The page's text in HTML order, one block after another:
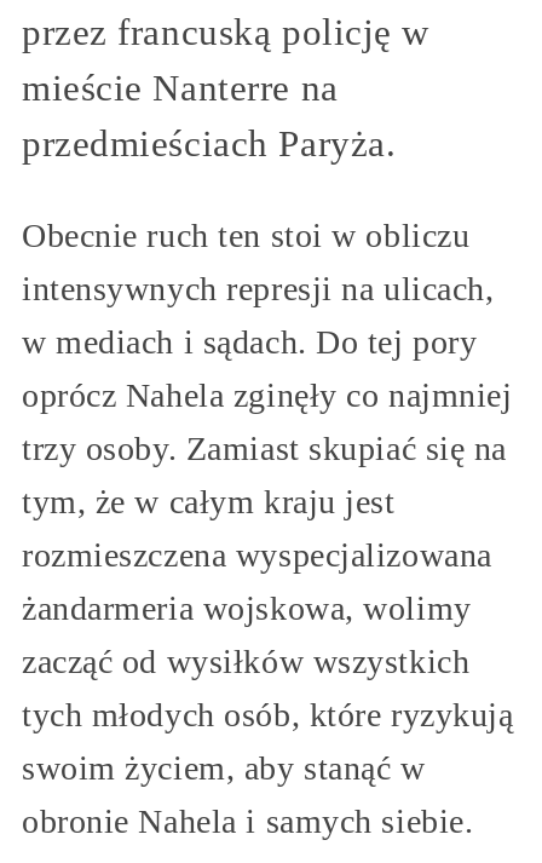
przez francuską policję w
mieście Nanterre na
przedmieściach Paryża.
Obecnie ruch ten stoi w obliczu
intensywnych represji na ulicach,
w mediach i sądach. Do tej pory
oprócz Nahela zginęły co najmniej
trzy osoby. Zamiast skupiać się na
tym, że w całym kraju jest
rozmieszczena wyspecjalizowana
żandarmeria wojskowa, wolimy
zacząć od wysiłków wszystkich
tych młodych osób, które ryzykują
swoim życiem, aby stanąć w
obronie Nahela i samych siebie.